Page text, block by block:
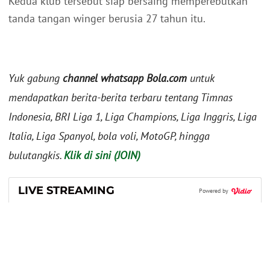
tanda tangan winger berusia 27 tahun itu.
Yuk gabung channel whatsapp Bola.com untuk
mendapatkan berita-berita terbaru tentang Timnas
Indonesia, BRI Liga 1, Liga Champions, Liga Inggris, Liga
Italia, Liga Spanyol, bola voli, MotoGP, hingga
bulutangkis.Klik di sini (JOIN)
LIVE STREAMING Powered by